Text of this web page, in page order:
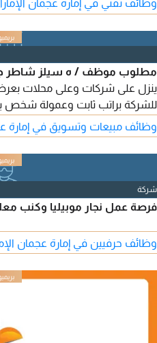
مطلوب موظف / ه سيلز شاطر
ينزل على شركات وعلى محلات
للشركة براتب ثابت وعمولة
وتعامل جيد في المبيعات في عجمان
وظائف مبيعات وتسويق في إمارة
شركة
فرصة عمل نجار موبيليا وكنب
وظائف حرفيين في إمارة عجمان